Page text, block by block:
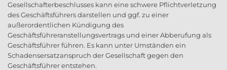
Gesellschafterbeschlusses kann eine schwere Pflichtverletzung
des Geschäftsführers darstellen und ggf. zu einer
außerordentlichen Kündigung des
Geschäftsführeranstellungsvertrags und einer Abberufung als
Geschäftsführer führen. Es kann unter Umständen ein
Schadensersatzanspruch der Gesellschaft gegen den
Geschäftsführer entstehen.